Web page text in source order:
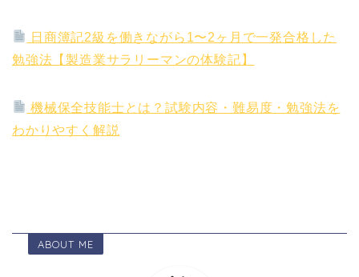
日商簿記2級を働きながら1〜2ヶ月で一発合格した
勉強法【製造業サラリーマンの体験記】
機械保全技能士とは？試験内容・難易度・勉強法を
わかりやすく解説
ABOUT ME